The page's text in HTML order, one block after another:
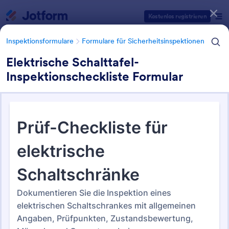
Kostenlos registrieren
Inspektionsformulare Formulare für Sicherheitsinspektionen
Elektrische Schalttafel-
Inspektionscheckliste Formular
Formulare für
Sicherheitsinspektionen
Formularvorlagen Kategorien